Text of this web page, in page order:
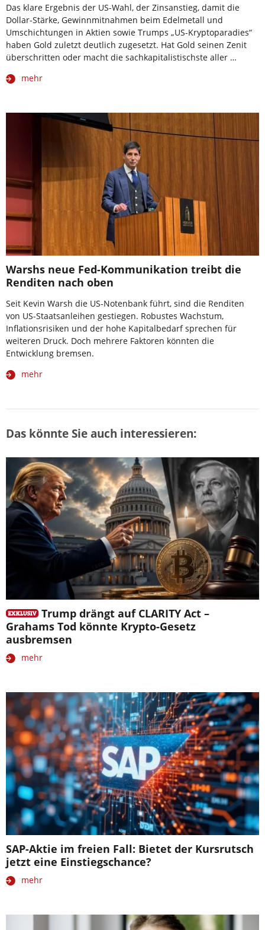
Das klare Ergebnis der US-Wahl, der Zinsanstieg, damit die
Dollar-Stärke, Gewinnmitnahmen beim Edelmetall und
Umschichtungen in Aktien sowie Trumps „US-Kryptoparadies“
haben Gold zuletzt deutlich zugesetzt. Hat Gold seinen Zenit
überschritten oder macht die sachkapitalistischste aller …
mehr
Warshs neue Fed-Kommunikation treibt die
Renditen nach oben
Seit Kevin Warsh die US-Notenbank führt, sind die Renditen
von US-Staatsanleihen gestiegen. Robustes Wachstum,
Inflationsrisiken und der hohe Kapitalbedarf sprechen für
weiteren Druck. Doch mehrere Faktoren könnten die
Entwicklung bremsen.
mehr
Das könnte Sie auch interessieren:
Trump drängt auf CLARITY Act –
Grahams Tod könnte Krypto-Gesetz
ausbremsen
mehr
SAP-Aktie im freien Fall: Bietet der Kursrutsch
jetzt eine Einstiegschance?
mehr